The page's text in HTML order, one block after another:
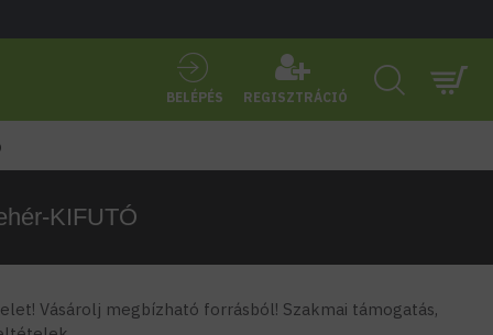
BELÉPÉS REGISZTRÁCIÓ
KIFUTÓ
Vásárolj megbízható forrásból! Szakmai támogatás,